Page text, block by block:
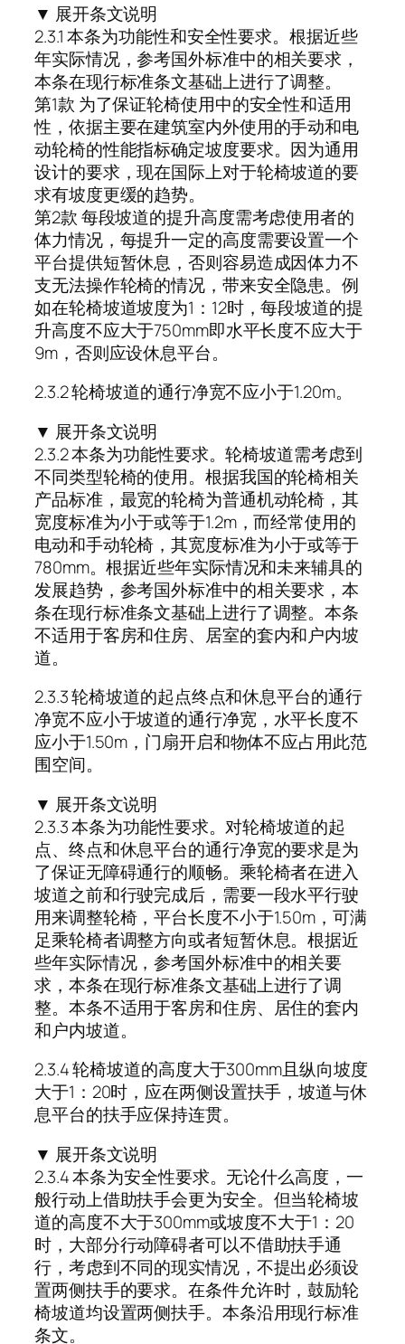
▼ 展开条文说明
2.3.1 本条为功能性和安全性要求。根据近些
年实际情况，参考国外标准中的相关要求，
本条在现行标准条文基础上进行了调整。
第1款 为了保证轮椅使用中的安全性和适用
性，依据主要在建筑室内外使用的手动和电
动轮椅的性能指标确定坡度要求。因为通用
设计的要求，现在国际上对于轮椅坡道的要
求有坡度更缓的趋势。
第2款 每段坡道的提升高度需考虑使用者的
体力情况，每提升一定的高度需要设置一个
平台提供短暂休息，否则容易造成因体力不
支无法操作轮椅的情况，带来安全隐患。例
如在轮椅坡道坡度为1：12时，每段坡道的提
升高度不应大于750mm即水平长度不应大于
9m，否则应设休息平台。
2.3.2 轮椅坡道的通行净宽不应小于1.20m。
▼ 展开条文说明
2.3.2 本条为功能性要求。轮椅坡道需考虑到
不同类型轮椅的使用。根据我国的轮椅相关
产品标准，最宽的轮椅为普通机动轮椅，其
宽度标准为小于或等于1.2m，而经常使用的
电动和手动轮椅，其宽度标准为小于或等于
780mm。根据近些年实际情况和未来辅具的
发展趋势，参考国外标准中的相关要求，本
条在现行标准条文基础上进行了调整。本条
不适用于客房和住房、居室的套内和户内坡
道。
2.3.3 轮椅坡道的起点终点和休息平台的通行
净宽不应小于坡道的通行净宽，水平长度不
应小于1.50m，门扇开启和物体不应占用此范
围空间。
▼ 展开条文说明
2.3.3 本条为功能性要求。对轮椅坡道的起
点、终点和休息平台的通行净宽的要求是为
了保证无障碍通行的顺畅。乘轮椅者在进入
坡道之前和行驶完成后，需要一段水平行驶
用来调整轮椅，平台长度不小于1.50m，可满
足乘轮椅者调整方向或者短暂休息。根据近
些年实际情况，参考国外标准中的相关要
求，本条在现行标准条文基础上进行了调
整。本条不适用于客房和住房、居住的套内
和户内坡道。
2.3.4 轮椅坡道的高度大于300mm且纵向坡度
大于1：20时，应在两侧设置扶手，坡道与休
息平台的扶手应保持连贯。
▼ 展开条文说明
2.3.4 本条为安全性要求。无论什么高度，一
般行动上借助扶手会更为安全。但当轮椅坡
道的高度不大于300mm或坡度不大于1：20
时，大部分行动障碍者可以不借助扶手通
行，考虑到不同的现实情况，不提出必须设
置两侧扶手的要求。在条件允许时，鼓励轮
椅坡道均设置两侧扶手。本条沿用现行标准
条文。